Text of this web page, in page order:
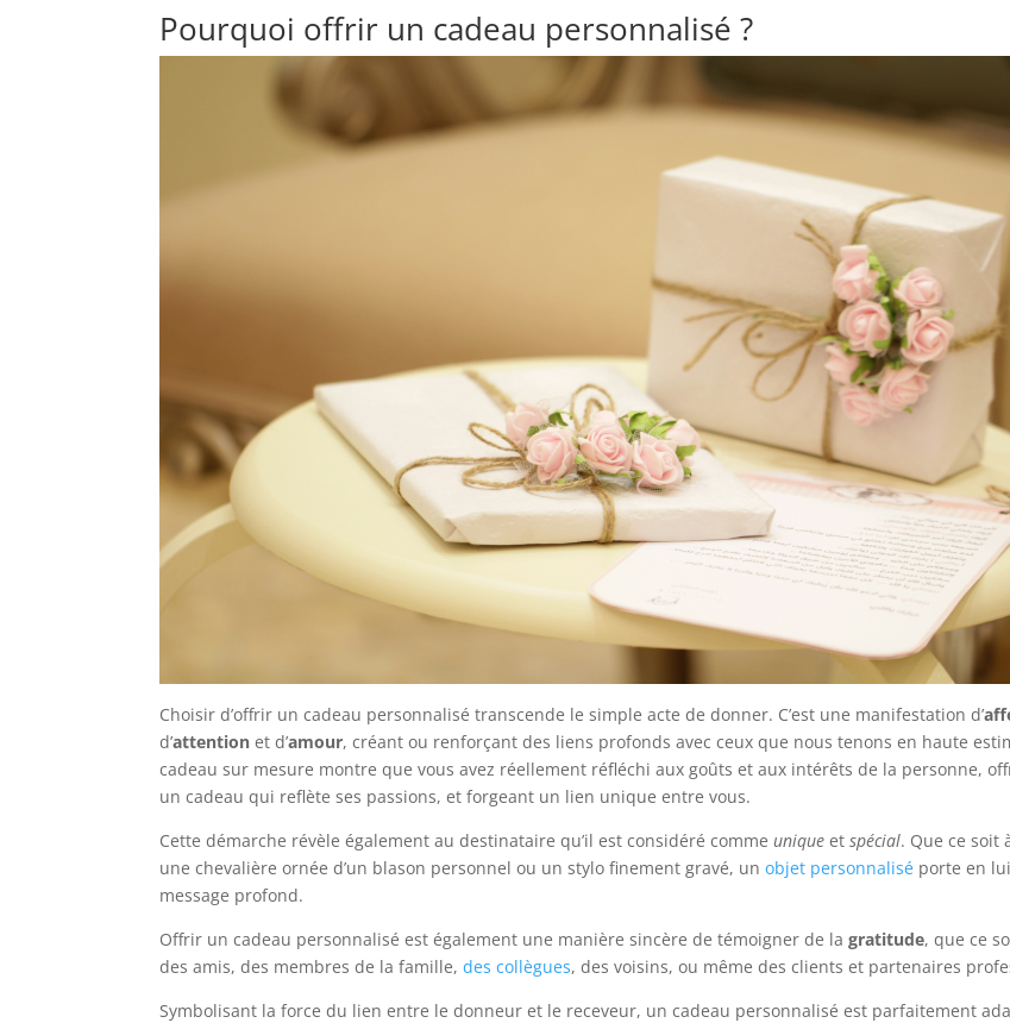
Pourquoi offrir un cadeau personnalisé ?
Choisir d’offrir un cadeau personnalisé transcende le simple acte de donner. C’est une manifestation d’
d’attention et d’amour, créant ou renforçant des liens profonds avec ceux que nous tenons en haute
cadeau sur mesure montre que vous avez réellement réfléchi aux goûts et aux intérêts de la personne,
un cadeau qui reflète ses passions, et forgeant un lien unique entre vous.
Cette démarche révèle également au destinataire qu’il est considéré commeunique etspécial. Que ce soit
une chevalière ornée d’un blason personnel ou un stylo finement gravé, unobjet personnalisé porte en
message profond.
Offrir un cadeau personnalisé est également une manière sincère de témoigner de lagratitude, que ce
des amis, des membres de la famille,des collègues, des voisins, ou même des clients et partenaires
Symbolisant la force du lien entre le donneur et le receveur, un cadeau personnalisé est parfaitement